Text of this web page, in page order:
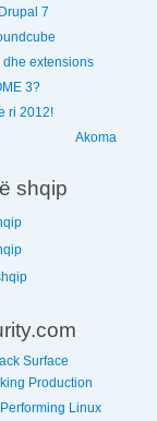
7
extensions
3?
ri 2012!
Akoma
shqip
Surface
Production
Linux